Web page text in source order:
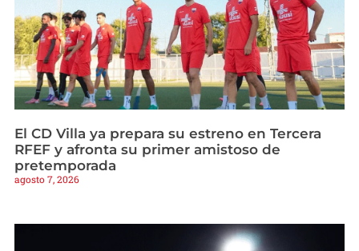
El CD Villa ya prepara su estreno en Tercera
RFEF y afronta su primer amistoso de
pretemporada
agosto 7, 2026